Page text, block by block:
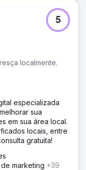
com
taxas de
de anúncios
de tráfego. O
e a
monitorar a
com tecnologia
intenção,
mail para melhorar
Google e Meta
CRM para
e
localmente.
5
especializada
sua
em sua área local.
locais, entre
gratuita!
marketing +39